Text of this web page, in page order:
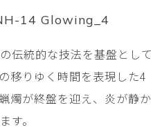
14 Glowing_4
伝統的な技法を基盤として
移りゆく時間を表現した4
燭が終盤を迎え、炎が静か
す。